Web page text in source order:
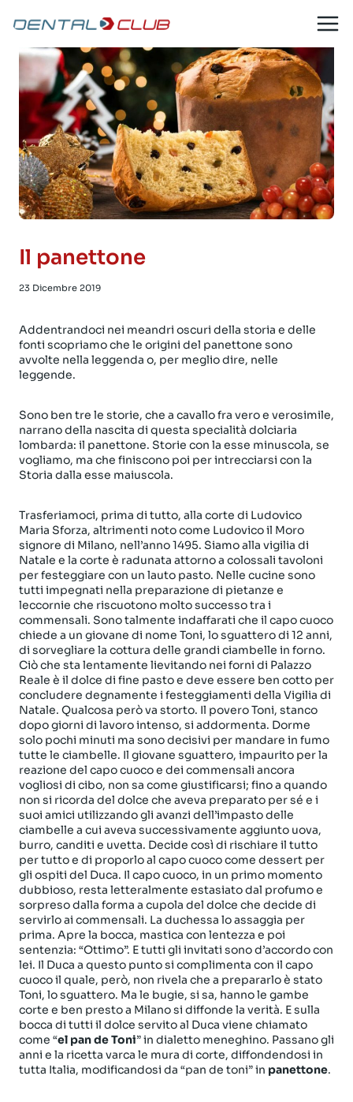
contenuto
Il panettone
23 Dicembre 2019
Addentrandoci nei meandri oscuri della storia e delle
fonti scopriamo che le origini del panettone sono
avvolte nella leggenda o, per meglio dire, nelle
leggende.
Sono ben tre le storie, che a cavallo fra vero e verosimile,
narrano della nascita di questa specialità dolciaria
lombarda: il panettone. Storie con la esse minuscola, se
vogliamo, ma che finiscono poi per intrecciarsi con la
Storia dalla esse maiuscola.
Trasferiamoci, prima di tutto, alla corte di Ludovico
Maria Sforza, altrimenti noto come Ludovico il Moro
signore di Milano, nell’anno 1495. Siamo alla vigilia di
Natale e la corte è radunata attorno a colossali tavoloni
per festeggiare con un lauto pasto. Nelle cucine sono
tutti impegnati nella preparazione di pietanze e
leccornie che riscuotono molto successo tra i
commensali. Sono talmente indaffarati che il capo cuoco
chiede a un giovane di nome Toni, lo sguattero di 12 anni,
di sorvegliare la cottura delle grandi ciambelle in forno.
Ciò che sta lentamente lievitando nei forni di Palazzo
Reale è il dolce di fine pasto e deve essere ben cotto per
concludere degnamente i festeggiamenti della Vigilia di
Natale. Qualcosa però va storto. Il povero Toni, stanco
dopo giorni di lavoro intenso, si addormenta. Dorme
solo pochi minuti ma sono decisivi per mandare in fumo
tutte le ciambelle. Il giovane sguattero, impaurito per la
reazione del capo cuoco e dei commensali ancora
vogliosi di cibo, non sa come giustificarsi; fino a quando
non si ricorda del dolce che aveva preparato per sé e i
suoi amici utilizzando gli avanzi dell’impasto delle
ciambelle a cui aveva successivamente aggiunto uova,
burro, canditi e uvetta. Decide così di rischiare il tutto
per tutto e di proporlo al capo cuoco come dessert per
gli ospiti del Duca. Il capo cuoco, in un primo momento
dubbioso, resta letteralmente estasiato dal profumo e
sorpreso dalla forma a cupola del dolce che decide di
servirlo ai commensali. La duchessa lo assaggia per
prima. Apre la bocca, mastica con lentezza e poi
sentenzia: “Ottimo”. E tutti gli invitati sono d’accordo con
lei. Il Duca a questo punto si complimenta con il capo
cuoco il quale, però, non rivela che a prepararlo è stato
Toni, lo sguattero. Ma le bugie, si sa, hanno le gambe
corte e ben presto a Milano si diffonde la verità. E sulla
bocca di tutti il dolce servito al Duca viene chiamato
come “el pan de Toni” in dialetto meneghino. Passano gli
anni e la ricetta varca le mura di corte, diffondendosi in
tutta Italia, modificandosi da “pan de toni” in panettone.